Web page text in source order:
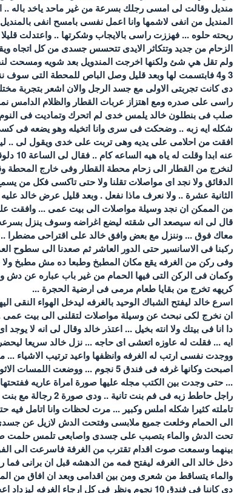
منديل وقالت لى امسى رجلك بسرعة من غير ماحد ياخد باله
المنديل من انفى لاشمها وانا اعمل نفسى بامسح انفى
ريحته حلوه ... فهززت راسى بالايجاب وشكرتها .. واعتدلت
الزحام من جديد وتتكاثر الايدى تتحسس جسدى من كل اتجاه
ولم تقل هي شئ ولكنها اخرجت المندويل بعد شويه ومسحت
3 و4 فابتسمت لها وبعد قليل وصل الباص للمحطة التى سوف ننزل فيها ...
دى كانت تجربتى الاولى مع جسد الرجل والان اشعر بتجربة
راسى على صدره ومع اهتزاز عربات القطار والظلام
صلب فى بنطلون خالد يلمس خدى لم اتحرك وتماديت فى
شكله ايه زبه .. وضحكت فى سرى وانا اتخيله وهو يضعه فى
افقت من احلامى على يديه وهى تربت على خدى ويقول لى ..
عنه
لنخرج من القطار الى زحام محطة القطار وفى خارج
الدقائق ولا نجد اى مواصلات تقلنا ولا حتى تاكسى فكل من
الثانية عشرة .. ولا نعرف ماذا نفعل . وبعد قليل عرض خالد
من الممكن ان نجد وسيلة مواصلات الى بيت عمى ... وافقت على
قال لى انه سيصعد الى شقته ليضع اغراضه وسوف ينزل بسرعه
معاك فوق ... وننزل مع بعض وافق خالد على اقتراحى مضطرا
ركبنا فى الاسانسير حتى الدور العاشر ثم صعدنا الى سطوح
وفى ركن من الغرفه يقع مكان المطبخ وطبعا ده مش مطبخ ولا
وكمان فى الركن التى فيها الحمام من غير باب عباره عن
كريهه تخرج من بقايا طعام مرمى فى ارضية الحجرة ...
اسرع خالد ليفتح الشباك الوحيد بالغرفه ليدخل الهواء
ان نخرج لكى نبحث عن وسيلة مواصلات لتقلنى الى بيت
دا انا فى بيتك ولا انته بخيل ... اعتذر خالد وقال لى انه
ايه ... فقلت له عاوزه اتعشى اى حاجه ... نزل خالد سريعا ليحضر
ووجدت نفسى ارتب له الغرفه وانظفها واعيد ترتيب الاشياء ...
اصبحت وكانها غرفه فى فندق 5 نجوم
... حتى وجدت بين الكتب مجله عليها صورة امراة عاريه
راجل حاطط زبه فى
تاملته كثيرا شكله املس وكبير ... مرت لحظات وانا اتامل
الى الحمام وخلعت جميع ملابسى وفتحت الدش لازيل عن
تحت الدش والماء بتصبب على جسدى واصابعى تلمس حلمت
بينهما وسمعت صوت اقدام تقترب من الغرفة فاسرعت الى
دخل خالد الى الغرفه ليفتح فمه من الدهشه قبل ان برانى
والماء يتساقط من شعرى ومن بين اقدامى وبعد ان افاق من
دى كاننا فى فندق 10 نجوم ونظر فى كل ارجاء